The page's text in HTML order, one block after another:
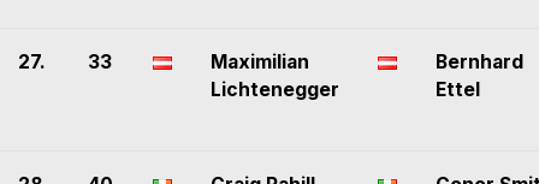
27. 33
Maximilian
Lichtenegger
Bernhard
Ettel